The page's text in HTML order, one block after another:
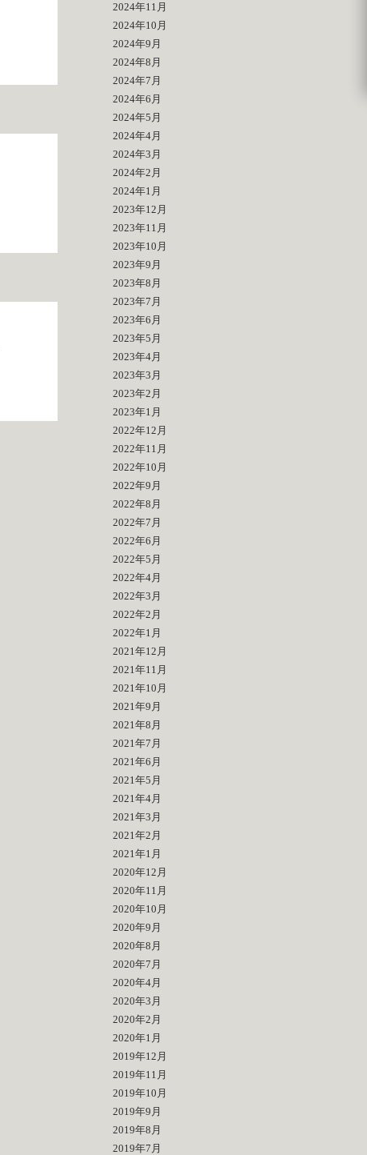
2024年11月
2024年10月
2024年9月
2024年8月
2024年7月
2024年6月
2024年5月
2024年4月
2024年3月
2024年2月
2024年1月
2023年12月
2023年11月
2023年10月
2023年9月
2023年8月
2023年7月
2023年6月
2023年5月
2023年4月
2023年3月
2023年2月
2023年1月
2022年12月
2022年11月
2022年10月
2022年9月
2022年8月
2022年7月
2022年6月
2022年5月
2022年4月
2022年3月
2022年2月
2022年1月
2021年12月
2021年11月
2021年10月
2021年9月
2021年8月
2021年7月
2021年6月
2021年5月
2021年4月
2021年3月
2021年2月
2021年1月
2020年12月
2020年11月
2020年10月
2020年9月
2020年8月
2020年7月
2020年4月
2020年3月
2020年2月
2020年1月
2019年12月
2019年11月
2019年10月
2019年9月
2019年8月
2019年7月